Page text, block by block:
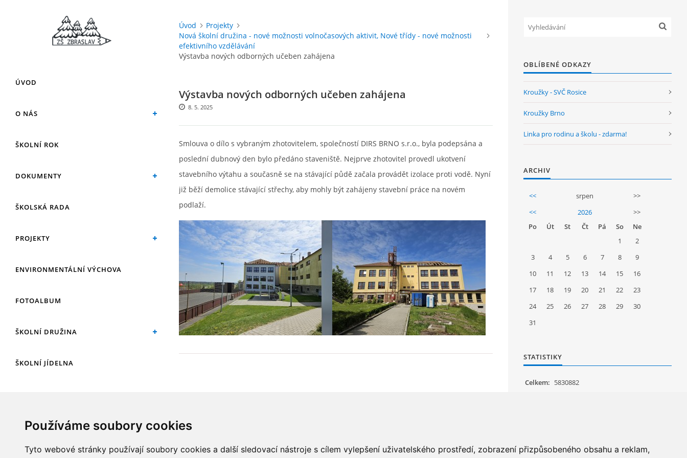
Používáme soubory cookies
Tyto webové stránky používají soubory cookies a další sledovací nástroje s cílem vylepšení uživatelského prostředí, zobrazení přizpůsobeného obsahu a reklam,
ÚVOD
O NÁS
ŠKOLNÍ ROK
DOKUMENTY
ŠKOLSKÁ RADA
PROJEKTY
ENVIRONMENTÁLNÍ VÝCHOVA
FOTOALBUM
ŠKOLNÍ DRUŽINA
ŠKOLNÍ JÍDELNA
KROUŽKY
Úvod
Projekty
Nová školní družina - nové možnosti volnočasových aktivit, Nové třídy - nové možnosti
efektivního vzdělávání
Výstavba nových odborných učeben zahájena
Výstavba nových odborných učeben zahájena
8. 5. 2025
Smlouva o dílo s vybraným zhotovitelem, společností DIRS BRNO s.r.o., byla podepsána a
poslední dubnový den bylo předáno staveniště. Nejprve zhotovitel provedl ukotvení
stavebního výtahu a současně se na stávající půdě začala provádět izolace proti vodě. Nyní
již běží demolice stávající střechy, aby mohly být zahájeny stavební práce na novém
podlaží.
OBLÍBENÉ ODKAZY
Kroužky - SVČ Rosice
Kroužky Brno
Linka pro rodinu a školu - zdarma!
ARCHIV
<< srpen
>>
<<
2026
>>
Po
Út St Čt Pá So
Ne
1
2
3
4 5 6 7 8
9
10
11 12 13 14 15
16
17
18 19 20 21 22
23
24
25 26 27 28 29
30
31
STATISTIKY
Celkem: 5830882